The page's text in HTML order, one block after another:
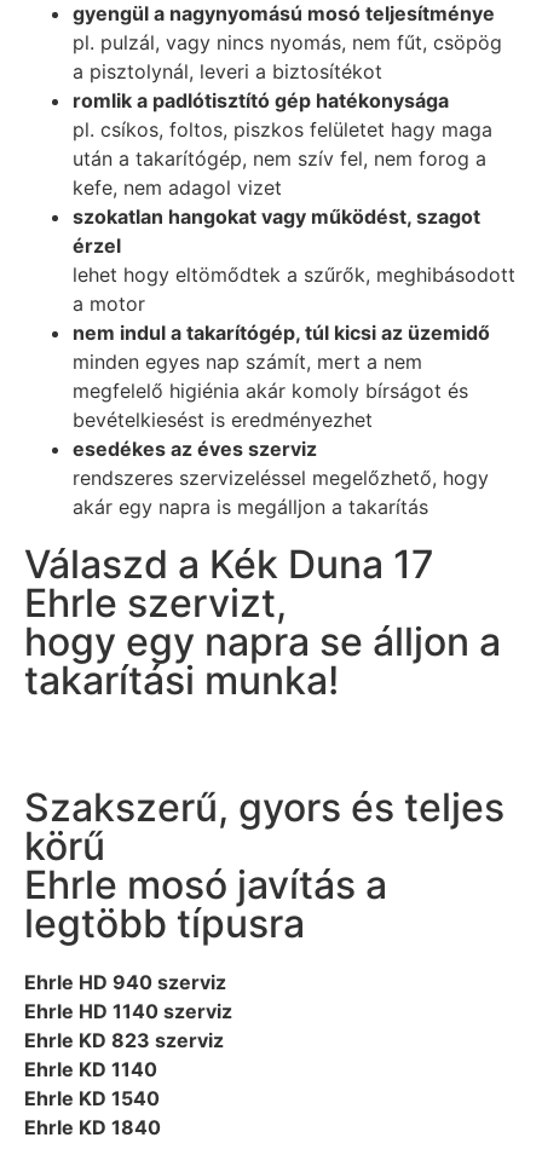
gyengül a nagynyomású mosó teljesítménye
pl. pulzál, vagy nincs nyomás, nem fűt, csöpög
a pisztolynál, leveri a biztosítékot
romlik a padlótisztító gép hatékonysága
pl. csíkos, foltos, piszkos felületet hagy maga
után a takarítógép, nem szív fel, nem forog a
kefe, nem adagol vizet
szokatlan hangokat vagy működést, szagot
érzel
lehet hogy eltömődtek a szűrők, meghibásodott
a motor
nem indul a takarítógép, túl kicsi az üzemidő
minden egyes nap számít, mert a nem
megfelelő higiénia akár komoly bírságot és
bevételkiesést is eredményezhet
esedékes az éves szerviz
rendszeres szervizeléssel megelőzhető, hogy
akár egy napra is megálljon a takarítás
Válaszd a Kék Duna 17
Ehrle szervizt,
hogy egy napra se álljon a
takarítási munka!
Szakszerű, gyors és teljes
körű
Ehrle mosó javítás a
legtöbb típusra
Ehrle HD 940 szerviz
Ehrle HD 1140 szerviz
Ehrle KD 823 szerviz
Ehrle KD 1140
Ehrle KD 1540
Ehrle KD 1840